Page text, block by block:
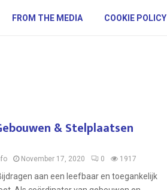
FROM THE MEDIA COOKIE POLICY
& Stelplaatsen
November 17, 2020 0 1917
aan een leefbaar en toegankelijk